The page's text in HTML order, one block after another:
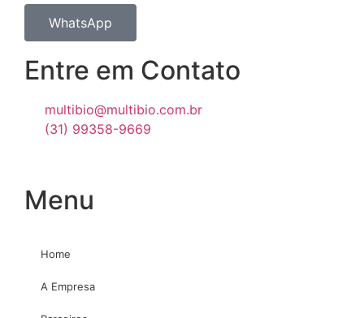
WhatsApp
Entre em Contato
multibio@multibio.com.br
(31) 99358-9669
Menu
Home
A Empresa